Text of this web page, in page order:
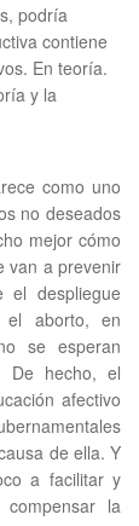
podría
contiene
En teoría.
y la
como uno
no deseados
mejor cómo
van a prevenir
el despliegue
el aborto, en
se esperan
De hecho, el
afectivo
de ella. Y
a facilitar y
la